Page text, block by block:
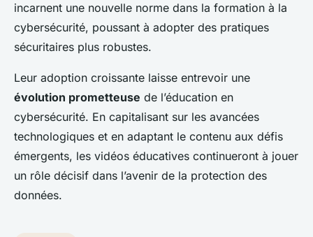
incarnent une nouvelle norme dans la formation à la
cybersécurité, poussant à adopter des pratiques
sécuritaires plus robustes.
Leur adoption croissante laisse entrevoir une
évolution prometteuse de l’éducation en
cybersécurité. En capitalisant sur les avancées
technologiques et en adaptant le contenu aux défis
émergents, les vidéos éducatives continueront à jouer
un rôle décisif dans l’avenir de la protection des
données.